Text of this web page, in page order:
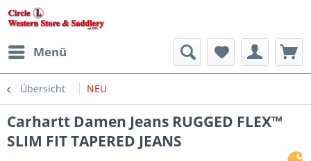
Menü
Übersicht NEU
Carhartt Damen Jeans RUGGED FLEX™
SLIM FIT TAPERED JEANS